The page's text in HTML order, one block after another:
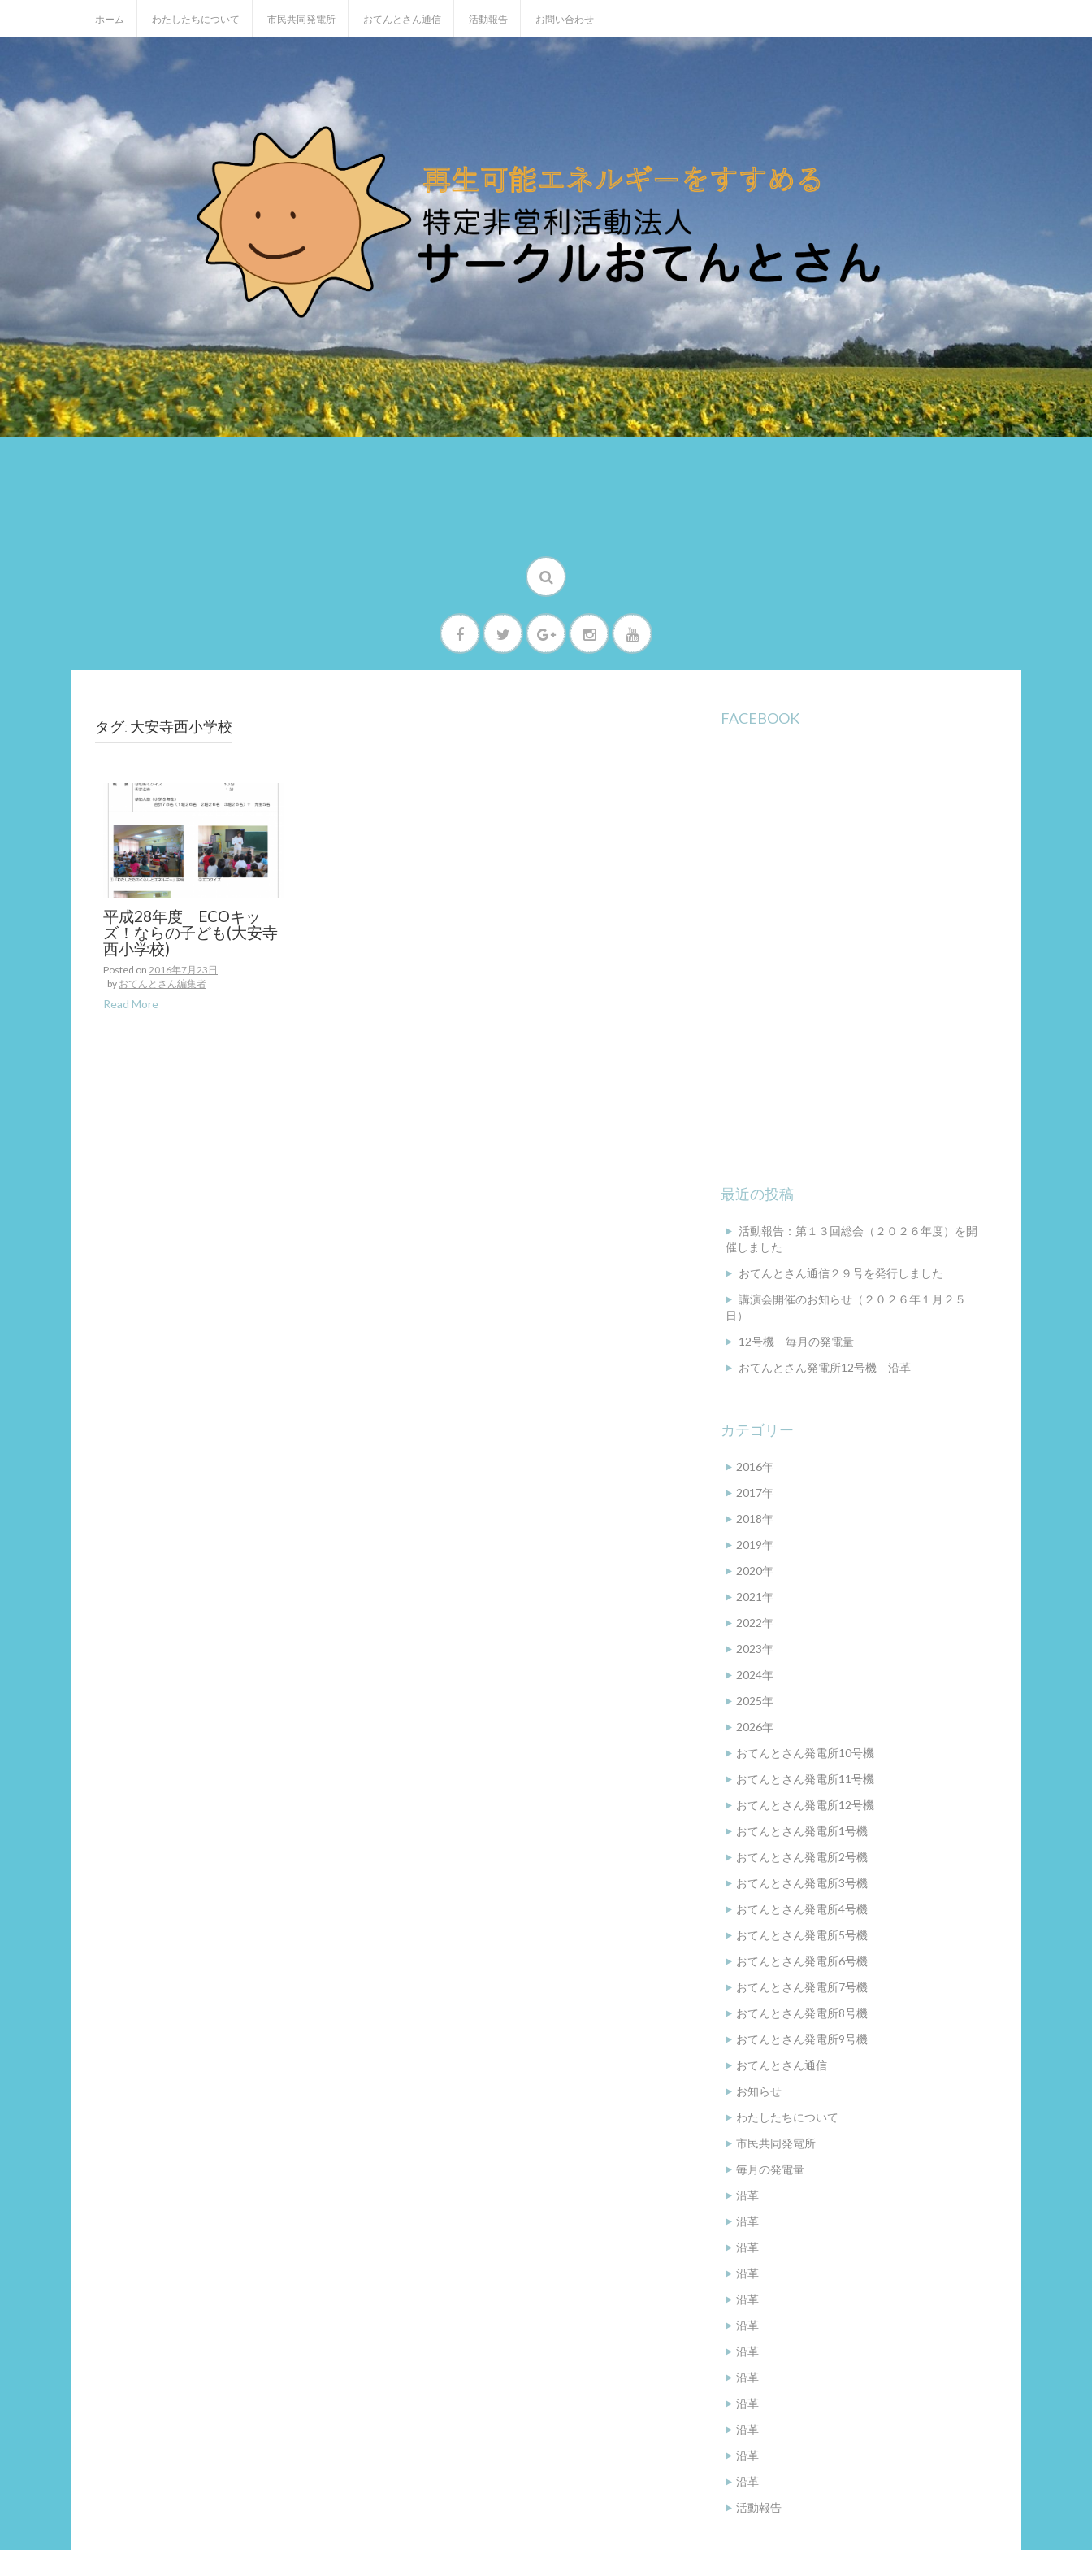
i
c
n
ホーム わたしたちについて 市民共同発電所 おてんとさん通信 活動報告 お問い合わせ
タグ: 大安寺西小学校
平成28年度 ECOキッ
ズ！ならの子ども(大安寺
西小学校)
Posted on 2016年7月23日
by おてんとさん編集者
Read More
FACEBOOK
最近の投稿
活動報告：第１３回総会（２０２６年度）を開
催しました
おてんとさん通信２９号を発行しました
講演会開催のお知らせ（２０２６年１月２５
日）
12号機 毎月の発電量
おてんとさん発電所12号機 沿革
カテゴリー
2016年
2017年
2018年
2019年
2020年
2021年
2022年
2023年
2024年
2025年
2026年
おてんとさん発電所10号機
おてんとさん発電所11号機
おてんとさん発電所12号機
おてんとさん発電所1号機
おてんとさん発電所2号機
おてんとさん発電所3号機
おてんとさん発電所4号機
おてんとさん発電所5号機
おてんとさん発電所6号機
おてんとさん発電所7号機
おてんとさん発電所8号機
おてんとさん発電所9号機
おてんとさん通信
お知らせ
わたしたちについて
市民共同発電所
毎月の発電量
沿革
沿革
沿革
沿革
沿革
沿革
沿革
沿革
沿革
沿革
沿革
沿革
活動報告